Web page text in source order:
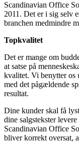
Scandinavian Office
2011. Det er i sig selv
branchen medmindre
Topkvalitet
Det er mange om
at satse på
kvalitet. Vi benytter os
med det pågældende
resultat.
Dine kunder skal få
dine salgstekster
Scandinavian Office
bliver korrekt oversat,